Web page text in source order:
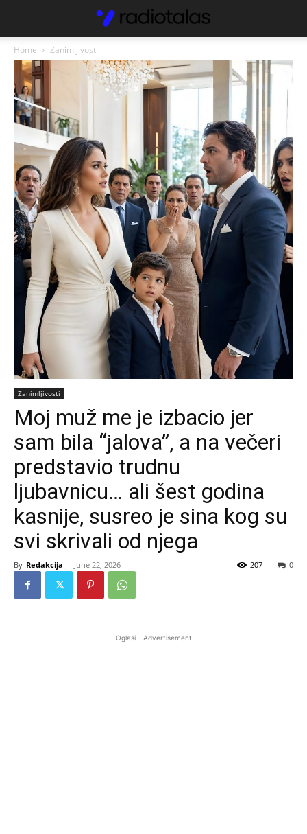
Home Zanimljivosti
Zanimljivosti
Moj muž me je izbacio jer
sam bila “jalova”, a na večeri
predstavio trudnu
ljubavnicu… ali šest godina
kasnije, susreo je sina kog su
svi skrivali od njega
By Redakcija - June 22, 2026 0
207
Oglasi - Advertisement